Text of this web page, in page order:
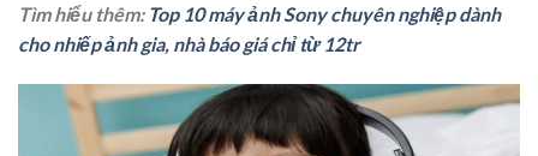
Tìm hiểu thêm: Top 10 máy ảnh Sony chuyên nghiệp dành
cho nhiếp ảnh gia, nhà báo giá chỉ từ 12tr